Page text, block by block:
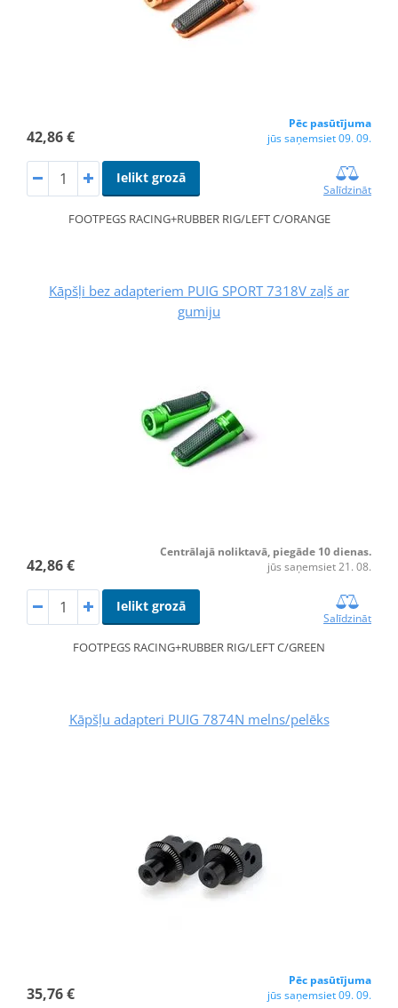
42,86 €
Pēc pasūtījuma
jūs saņemsiet 09. 09.
Ielikt grozā
Salīdzināt
FOOTPEGS RACING+RUBBER RIG/LEFT C/ORANGE
Kāpšļi bez adapteriem PUIG SPORT 7318V zaļš ar
gumiju
42,86 €
Centrālajā noliktavā, piegāde 10 dienas.
jūs saņemsiet 21. 08.
Ielikt grozā
Salīdzināt
FOOTPEGS RACING+RUBBER RIG/LEFT C/GREEN
Kāpšļu adapteri PUIG 7874N melns/pelēks
35,76 €
Pēc pasūtījuma
jūs saņemsiet 09. 09.